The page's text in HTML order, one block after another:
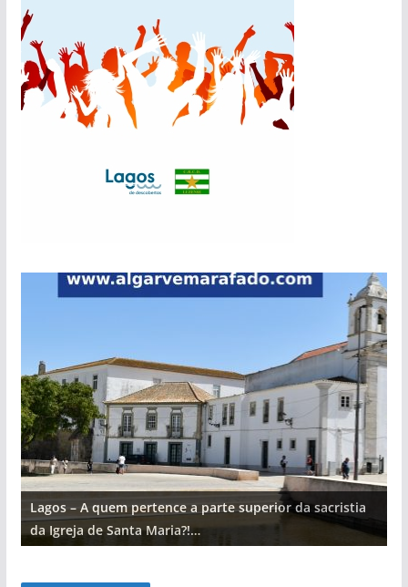
Lagos – A quem pertence a parte superior da sacristia
da Igreja de Santa Maria?!…